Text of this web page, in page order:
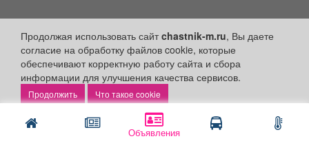
Объявления
Продолжая использовать сайтchastnik-m.ru, Вы даете
согласие на обработку файлов cookie, которые
обеспечивают корректную работу сайта и сбора
информации для улучшения качества сервисов.
Что такое cookie
Политика конфиденциальности
Публикации с пометкой «Реклама», «На правах рекламы»,
«Партнёрский проект» оплачены рекламодателем.
Редакция сайта не несет ответственности за достоверность
объявлениях.
+16 © 2006-2026 ООО "Частник-М"